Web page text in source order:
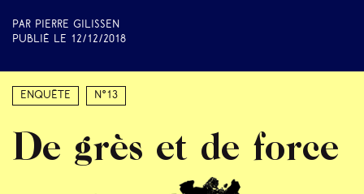
Par Pierre Gilissen
Publié le 12/12/2018
Enquête N°13
De grès et de force